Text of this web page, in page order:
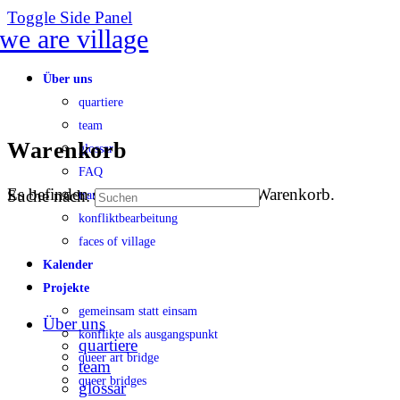
Toggle Side Panel
Über uns
quartiere
team
glossar
FAQ
transparenz
konfliktbearbeitung
faces of village
Kalender
Projekte
gemeinsam statt einsam
konflikte als ausgangspunkt
queer art bridge
queer bridges
Warenkorb
Es befinden sich keine Produkte im Warenkorb.
Suche nach:
Über uns
quartiere
team
glossar